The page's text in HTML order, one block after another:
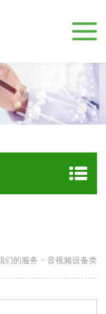
们的服务 > 音视频设备类